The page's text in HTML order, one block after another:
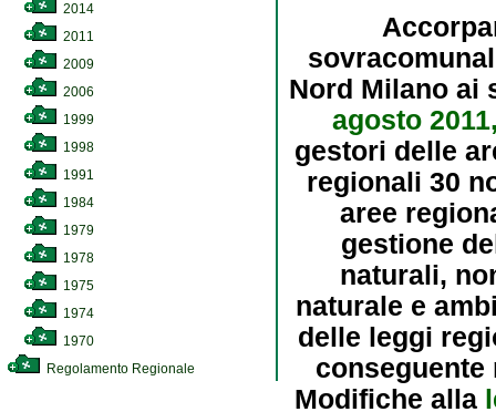
2014
2011
2009
2006
1999
1998
1991
1984
1979
1978
1975
1974
1970
Regolamento Regionale
Nord Milano ai
agosto
gestori delle
regionali 30
aree
gestione
naturali,
naturale e
delle leggi
Modifiche alla